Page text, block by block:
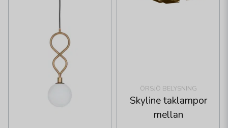
ÖRSJÖ BELYSNING
Skyline taklampor
mellan